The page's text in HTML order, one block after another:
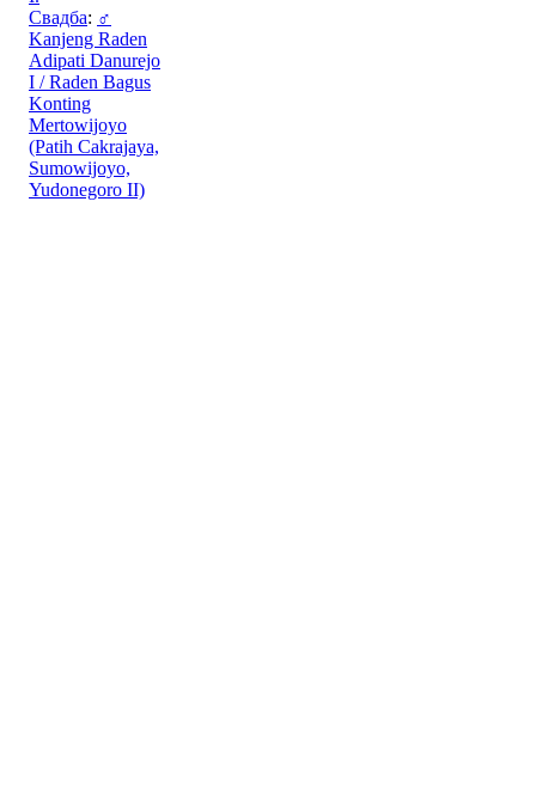
Свадба: ♂
Kanjeng Raden
Adipati Danurejo
I / Raden Bagus
Konting
Mertowijoyo
(Patih Cakrajaya,
Sumowijoyo,
Yudonegoro II)